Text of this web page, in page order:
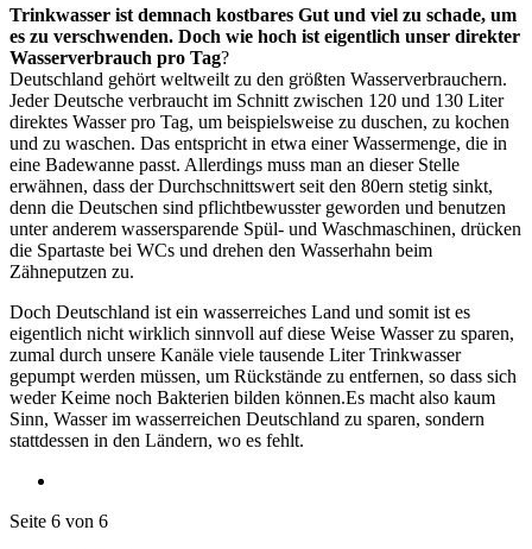
Trinkwasser ist demnach kostbares Gut und viel zu schade, um
es zu verschwenden. Doch wie hoch ist eigentlich unser direkter
Wasserverbrauch pro Tag?
Deutschland gehört weltweilt zu den größten Wasserverbrauchern.
Jeder Deutsche verbraucht im Schnitt zwischen 120 und 130 Liter
direktes Wasser pro Tag, um beispielsweise zu duschen, zu kochen
und zu waschen. Das entspricht in etwa einer Wassermenge, die in
eine Badewanne passt. Allerdings muss man an dieser Stelle
erwähnen, dass der Durchschnittswert seit den 80ern stetig sinkt,
denn die Deutschen sind pflichtbewusster geworden und benutzen
unter anderem wassersparende Spül- und Waschmaschinen, drücken
die Spartaste bei WCs und drehen den Wasserhahn beim
Zähneputzen zu.
Doch Deutschland ist ein wasserreiches Land und somit ist es
eigentlich nicht wirklich sinnvoll auf diese Weise Wasser zu sparen,
zumal durch unsere Kanäle viele tausende Liter Trinkwasser
gepumpt werden müssen, um Rückstände zu entfernen, so dass sich
weder Keime noch Bakterien bilden können.Es macht also kaum
Sinn, Wasser im wasserreichen Deutschland zu sparen, sondern
stattdessen in den Ländern, wo es fehlt.
Seite 6 von 6